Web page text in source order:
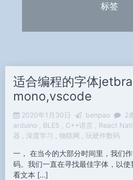
标签
适合编程的字体
mono,vscode
2020年1月30日 benpao 2
arduino
BLE5 C++语言 React
器
深度学习 物联网 玩硬件数码
一， 在当今的大部分时间里，我们
码。我们一直在寻找最佳字体，以
看文本 […]